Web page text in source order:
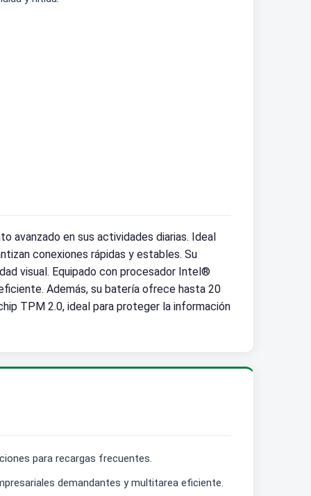
avanzado en sus actividades diarias. Ideal
conexiones rápidas y estables. Su
visual. Equipado con procesador Intel®
Además, su batería ofrece hasta 20
TPM 2.0, ideal para proteger la información
para recargas frecuentes.
demandantes y multitarea eficiente.